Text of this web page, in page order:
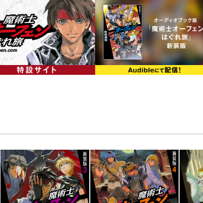
だけなのだと。『我が森に集え狼
たちは、「暗黒魔術」を使うディ
術士と対抗する「死の教師」サル
の旅は次第に過酷さを帯びていく